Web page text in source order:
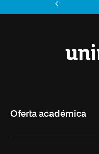
Oferta académica